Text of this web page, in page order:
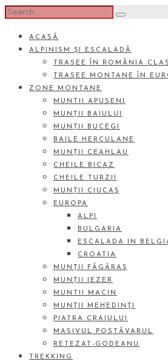
ACASĂ
ALPINISM ȘI ESCALADĂ
TRASEE ÎN ROMÂNIA
TRASEE MONTANE ÎN
ZONE MONTANE
MUNTII APUSENI
MUNȚII BAIULUI
MUNȚII BUCEGI
BAILE HERCULANE
MUNȚII CEAHLAU
CHEILE BICAZ
CHEILE TURZII
MUNȚII CIUCAŞ
EUROPA
ALPI
BULGARIA
ESCALADA IN
CROATIA
MUNȚII FĂGĂRAŞ
MUNȚII IEZER
MUNTII MACIN
MUNŢII MEHEDINŢI
PIATRA CRAIULUI
MASIVUL POSTĂVARUL
RETEZAT-GODEANU
TREKKING